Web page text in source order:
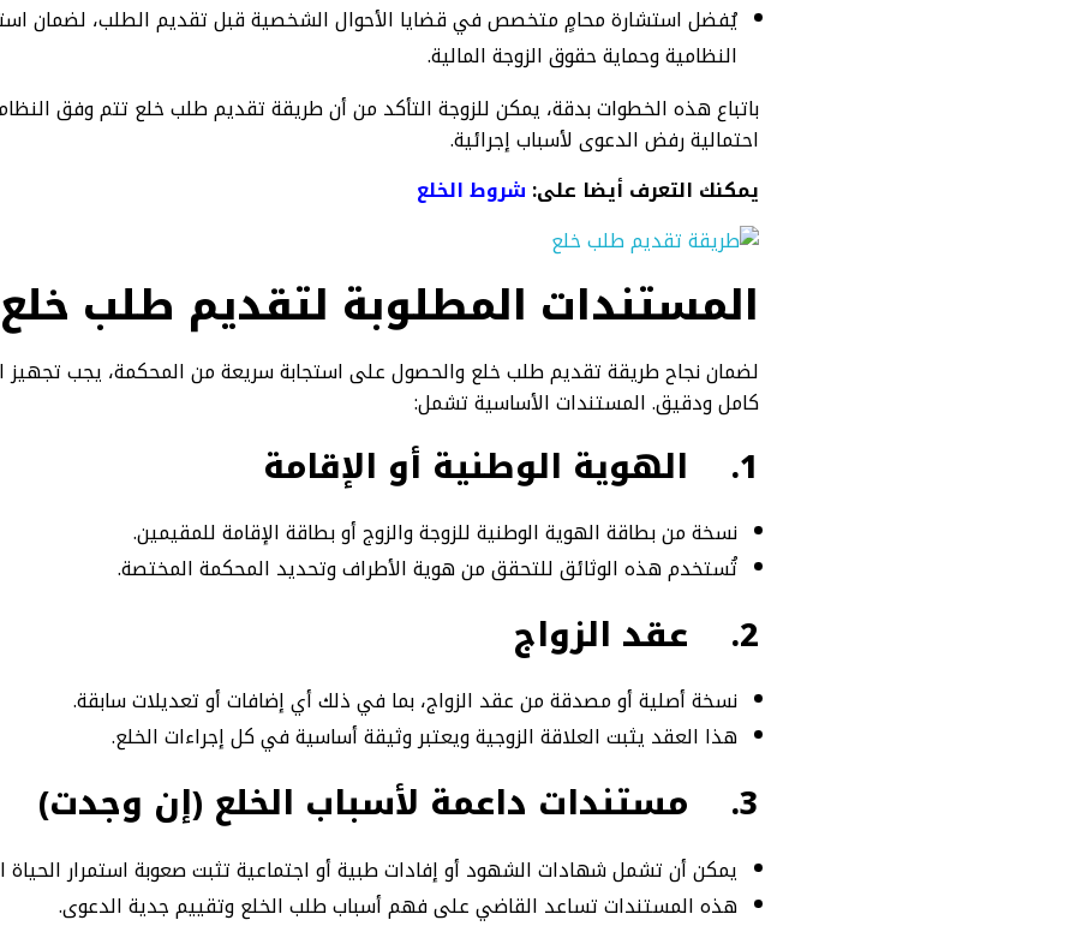
يُفضل استشارة محامٍ متخصص في قضايا الأحوال الشخصية قبل تقديم الطلب، لضمان
النظامية وحماية حقوق الزوجة المالية.
باتباع هذه الخطوات بدقة، يمكن للزوجة التأكد من أن طريقة تقديم طلب خلع تتم وفق
احتمالية رفض الدعوى لأسباب إجرائية.
يمكنك التعرف أيضا على: شروط الخلع​
المستندات المطلوبة لتقديم طلب خلع 2025
لضمان نجاح طريقة تقديم طلب خلع والحصول على استجابة سريعة من المحكمة، يجب تجهيز
كامل ودقيق. المستندات الأساسية تشمل:
1. الهوية الوطنية أو الإقامة
نسخة من بطاقة الهوية الوطنية للزوجة والزوج أو بطاقة الإقامة للمقيمين.
تُستخدم هذه الوثائق للتحقق من هوية الأطراف وتحديد المحكمة المختصة.
2. عقد الزواج
نسخة أصلية أو مصدقة من عقد الزواج، بما في ذلك أي إضافات أو تعديلات سابقة.
هذا العقد يثبت العلاقة الزوجية ويعتبر وثيقة أساسية في كل إجراءات الخلع.
3. مستندات داعمة لأسباب الخلع (إن وجدت)
يمكن أن تشمل شهادات الشهود أو إفادات طبية أو اجتماعية تثبت صعوبة استمرار الحياة
هذه المستندات تساعد القاضي على فهم أسباب طلب الخلع وتقييم جدية الدعوى.